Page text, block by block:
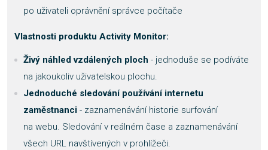
po uživateli oprávnění správce počítače
Vlastnosti produktu Activity Monitor:
Živý náhled vzdálených ploch - jednoduše se podíváte
na jakoukoliv uživatelskou plochu.
Jednoduché sledování používání internetu
zaměstnanci - zaznamenávání historie surfování
na webu. Sledování v reálném čase a zaznamenávání
všech URL navštívených v prohlížeči.